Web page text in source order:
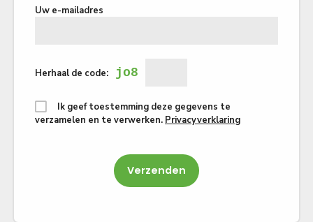
Uw e-mailadres
Herhaal de code: jo8
Ik geef toestemming deze gegevens te
verzamelen en te verwerken. Privacyverklaring